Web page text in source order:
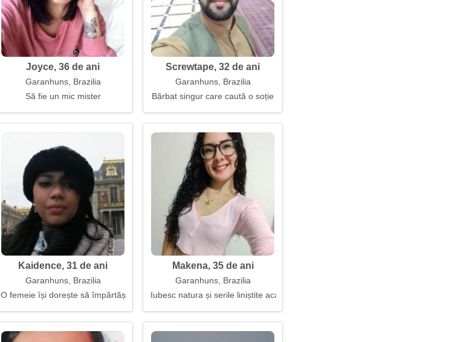
Joyce, 36 de ani
Garanhuns, Brazilia
Să fie un mic mister
Screwtape, 32 de ani
Garanhuns, Brazilia
Bărbat singur care caută o soție
Kaidence, 31 de ani
Garanhuns, Brazilia
O femeie își dorește să împărtășească viața de zi cu zi cu bucurie
Makena, 35 de ani
Garanhuns, Brazilia
Iubesc natura și serile liniștite acasă